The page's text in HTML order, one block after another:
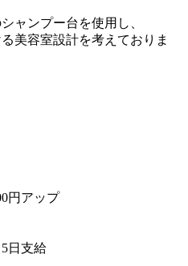
ャンプー台を使用し、
美容室設計を考えておりま
円アップ
日支給